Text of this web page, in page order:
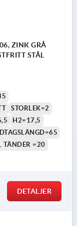
ZINK GRÅ
STÅL
STORLEK=2
H2=17,5
TÄNDER =20
DETALJER